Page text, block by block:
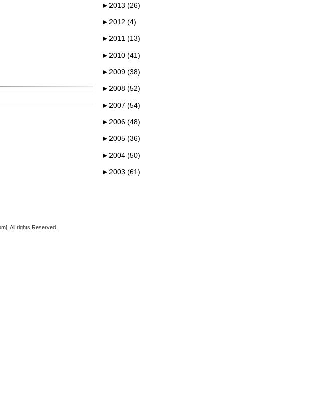
► 2013 (26)
► 2012 (4)
► 2011 (13)
► 2010 (41)
► 2009 (38)
► 2008 (52)
► 2007 (54)
► 2006 (48)
► 2005 (36)
► 2004 (50)
► 2003 (61)
All rights Reserved.